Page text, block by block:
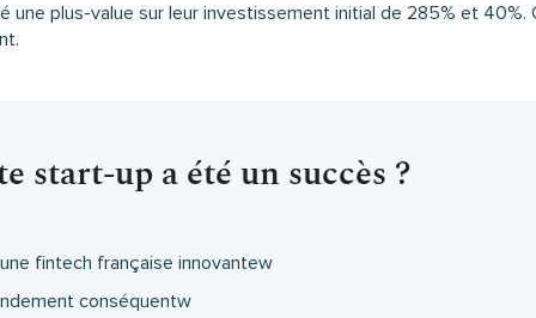
une plus-value sur leur investissement initial de 285% et
start-up a été un succès ?
fintech française innovantew
conséquentw